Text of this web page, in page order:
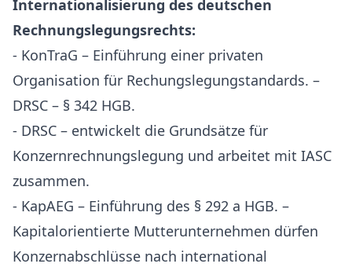
Internationalisierung des deutschen
Rechnungslegungsrechts:
- KonTraG – Einführung einer privaten
Organisation für Rechungslegungstandards. –
DRSC – § 342 HGB.
- DRSC – entwickelt die Grundsätze für
Konzernrechnungslegung und arbeitet mit IASC
zusammen.
- KapAEG – Einführung des § 292 a HGB. –
Kapitalorientierte Mutterunternehmen dürfen
Konzernabschlüsse nach international